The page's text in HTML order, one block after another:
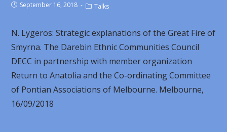
September 16, 2018 Talks
N. Lygeros: Strategic explanations of the Great Fire of
Smyrna. The Darebin Ethnic Communities Council
DECC in partnership with member organization
Return to Anatolia and the Co-ordinating Committee
of Pontian Associations of Melbourne. Melbourne,
16/09/2018